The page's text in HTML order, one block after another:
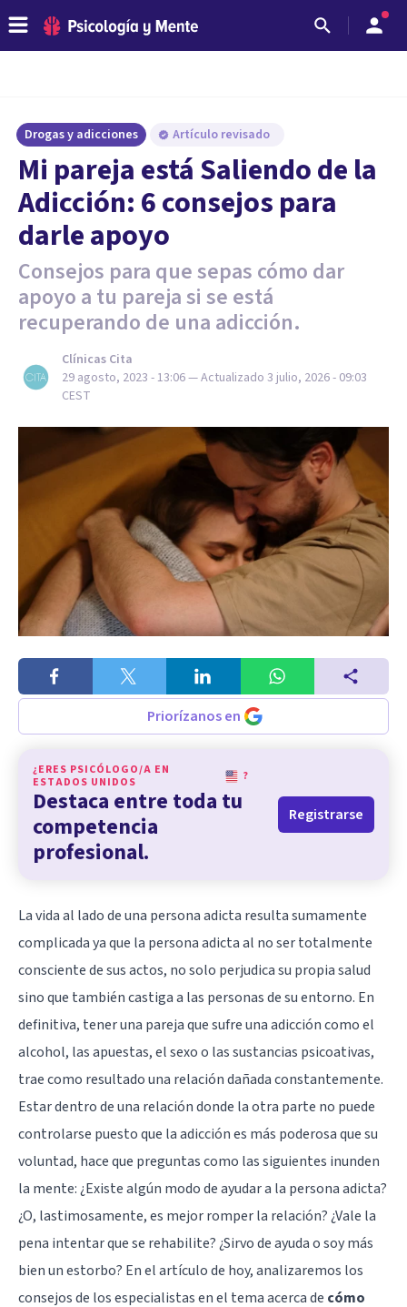
Drogas y adicciones Artículo revisado
Mi pareja está Saliendo de la
Adicción: 6 consejos para
darle apoyo
Consejos para que sepas cómo dar
apoyo a tu pareja si se está
recuperando de una adicción.
Clínicas Cita
29 agosto, 2023 - 13:06— Actualizado 3 julio, 2026 - 09:03
CEST
Priorízanos en
¿ERES PSICÓLOGO/A EN
ESTADOS UNIDOS
?
Destaca entre toda tu
competencia
profesional.
Registrarse
La vida al lado de una persona adicta resulta sumamente
complicada ya que la persona adicta al no ser totalmente
consciente de sus actos, no solo perjudica su propia salud
sino que también castiga a las personas de su entorno. En
definitiva, tener una pareja que sufre una adicción como el
alcohol, las apuestas, el sexo o las sustancias psicoativas,
trae como resultado una relación dañada constantemente.
Estar dentro de una relación donde la otra parte no puede
controlarse puesto que la adicción es más poderosa que su
voluntad, hace que preguntas como las siguientes inunden
la mente: ¿Existe algún modo de ayudar a la persona adicta?
¿O, lastimosamente, es mejor romper la relación? ¿Vale la
pena intentar que se rehabilite? ¿Sirvo de ayuda o soy más
bien un estorbo? En el artículo de hoy, analizaremos los
consejos de los especialistas en el tema acerca de cómo